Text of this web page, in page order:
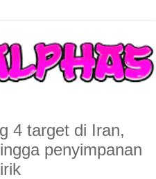
4 target di Iran,
penyimpanan